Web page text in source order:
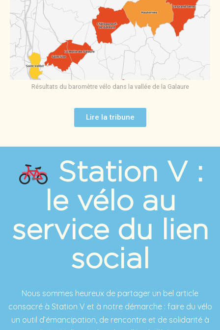
Résultats du baromètre vélo dans la vallée de la Galaure
Lire la tribune
Station V :
le vélo au
service du lien
social
Nous sommes heureux de partager un bel article
consacré à Station V et à notre démarche : faire du vélo
un outil d’émancipation, de rencontre et de solidarité à